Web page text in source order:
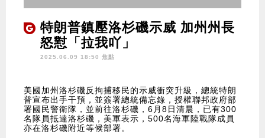
特朗普鎮壓洛杉磯示威 加州州長
怒懟「拉我吖」
2025.06.09 18:50 焦點
美國加州洛杉磯反拘捕移民的示威衝突升級，總統特朗
普宣布出手干預，並簽署總統備忘錄，授權聯邦政府部
署國民警衛隊，並前往洛杉磯，6月8日清晨，已有300
名隊員抵達洛杉磯，美軍表示，500名海軍陸戰隊成員
亦在洛杉磯附近等候部署。